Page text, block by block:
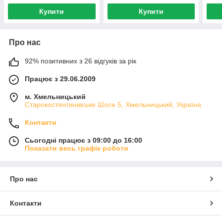
Купити Купити
Про нас
92% позитивних з 26 відгуків за рік
Працює з 29.06.2009
м. Хмельницький
Старокостянтинівське Шосе 5, Хмельницький, Україна
Контакти
Сьогодні працює з 09:00 до 16:00
Показати весь графік роботи
Про нас
Контакти